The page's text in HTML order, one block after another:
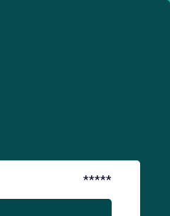
*****